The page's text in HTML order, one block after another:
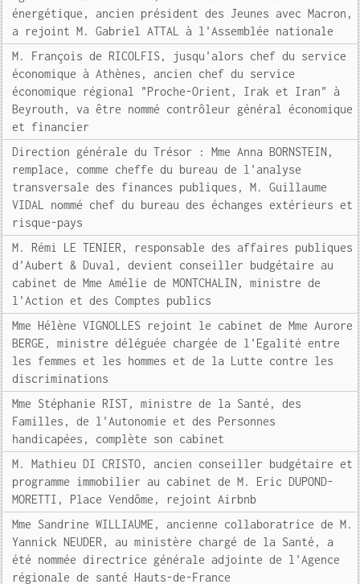
énergétique, ancien président des Jeunes avec Macron,
a rejoint M. Gabriel ATTAL à l'Assemblée nationale
M. François de RICOLFIS, jusqu'alors chef du service
économique à Athènes, ancien chef du service
économique régional "Proche-Orient, Irak et Iran" à
Beyrouth, va être nommé contrôleur général économique
et financier
Direction générale du Trésor : Mme Anna BORNSTEIN,
remplace, comme cheffe du bureau de l'analyse
transversale des finances publiques, M. Guillaume
VIDAL nommé chef du bureau des échanges extérieurs et
risque-pays
M. Rémi LE TENIER, responsable des affaires publiques
d'Aubert & Duval, devient conseiller budgétaire au
cabinet de Mme Amélie de MONTCHALIN, ministre de
l'Action et des Comptes publics
Mme Hélène VIGNOLLES rejoint le cabinet de Mme Aurore
BERGE, ministre déléguée chargée de l'Egalité entre
les femmes et les hommes et de la Lutte contre les
discriminations
Mme Stéphanie RIST, ministre de la Santé, des
Familles, de l'Autonomie et des Personnes
handicapées, complète son cabinet
M. Mathieu DI CRISTO, ancien conseiller budgétaire et
programme immobilier au cabinet de M. Eric DUPOND-
MORETTI, Place Vendôme, rejoint Airbnb
Mme Sandrine WILLIAUME, ancienne collaboratrice de M.
Yannick NEUDER, au ministère chargé de la Santé, a
été nommée directrice générale adjointe de l'Agence
régionale de santé Hauts-de-France